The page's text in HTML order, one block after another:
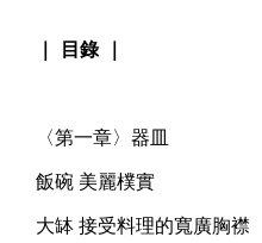
｜ 目錄 ｜
〈第一章〉器皿
飯碗 美麗樸實
大缽 接受料理的寬廣胸襟